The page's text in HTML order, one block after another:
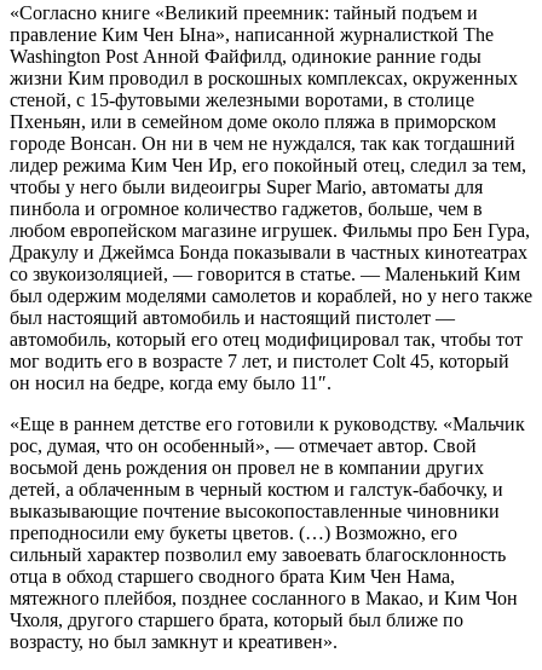
«Согласно книге «Великий преемник: тайный подъем и
правление Ким Чен Ына», написанной журналисткой The
Washington Post Анной Файфилд, одинокие ранние годы
жизни Ким проводил в роскошных комплексах, окруженных
стеной, с 15-футовыми железными воротами, в столице
Пхеньян, или в семейном доме около пляжа в приморском
городе Вонсан. Он ни в чем не нуждался, так как тогдашний
лидер режима Ким Чен Ир, его покойный отец, следил за тем,
чтобы у него были видеоигры Super Mario, автоматы для
пинбола и огромное количество гаджетов, больше, чем в
любом европейском магазине игрушек. Фильмы про Бен Гура,
Дракулу и Джеймса Бонда показывали в частных кинотеатрах
со звукоизоляцией, — говорится в статье. — Маленький Ким
был одержим моделями самолетов и кораблей, но у него также
был настоящий автомобиль и настоящий пистолет —
автомобиль, который его отец модифицировал так, чтобы тот
мог водить его в возрасте 7 лет, и пистолет Colt 45, который
он носил на бедре, когда ему было 11″.
«Еще в раннем детстве его готовили к руководству. «Мальчик
рос, думая, что он особенный», — отмечает автор. Свой
восьмой день рождения он провел не в компании других
детей, а облаченным в черный костюм и галстук-бабочку, и
выказывающие почтение высокопоставленные чиновники
преподносили ему букеты цветов. (…) Возможно, его
сильный характер позволил ему завоевать благосклонность
отца в обход старшего сводного брата Ким Чен Нама,
мятежного плейбоя, позднее сосланного в Макао, и Ким Чон
Чхоля, другого старшего брата, который был ближе по
возрасту, но был замкнут и креативен».